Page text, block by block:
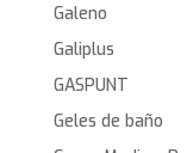
Galeno
Galiplus
GASPUNT
Geles de baño